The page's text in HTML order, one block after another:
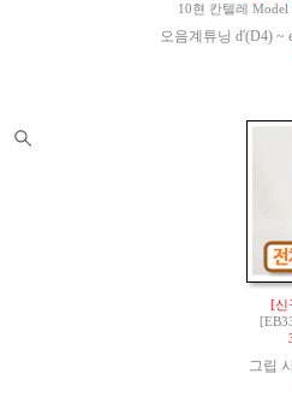
10현 칸텔레
오음계튜닝 d'(D4) ~
[신
그립